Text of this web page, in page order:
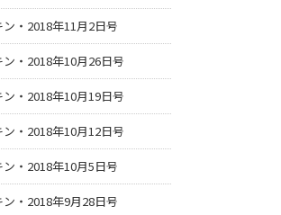
ン・2018年11月2日号
ン・2018年10月26日号
ン・2018年10月19日号
ン・2018年10月12日号
ン・2018年10月5日号
ン・2018年9月28日号